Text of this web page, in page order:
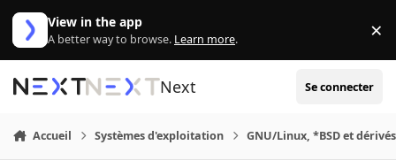
Aller au contenu
View in the app
A better way to browse. Learn more. ×
Next Se connecter
Accueil Systèmes d'exploitation GNU/Linux, *BSD et